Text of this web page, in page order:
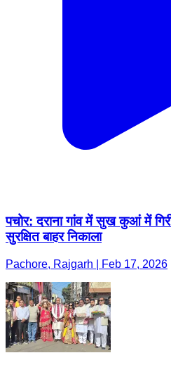
पचोर: दराना गांव में सुख कुआं में
सुरक्षित बाहर निकाला
Pachore, Rajgarh | Feb 17, 2026